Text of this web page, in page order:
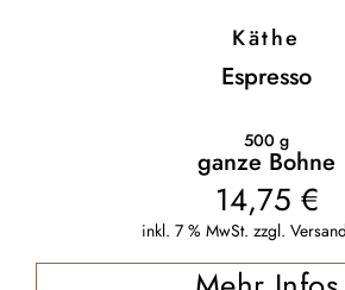
Käthe
Espresso
500 g
ganze Bohne
14,75 €
inkl. 7 % MwSt. zzgl.